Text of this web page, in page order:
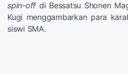
spin-offdi Bessatsu Shonen
Kugi menggambarkan para
siswi SMA.